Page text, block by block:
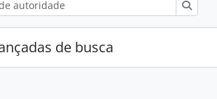
de busca